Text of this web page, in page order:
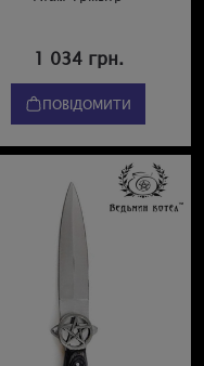
1 034 грн.
ПОВІДОМИТИ